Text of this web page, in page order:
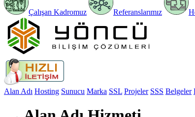
Çalışan Kadromuz Referanslarımız
Alan Adı Hosting Sunucu Marka SSL Projeler SSS Belgeler